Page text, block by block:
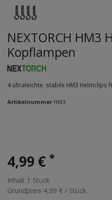
NEXTORCH HM3
Kopflampen
4 ultraleichte, stabile HM3 Helmclips
Artikelnummer HM3
4,99 € *
Inhalt 1 Stück
Grundpreis 4,99 € / Stück